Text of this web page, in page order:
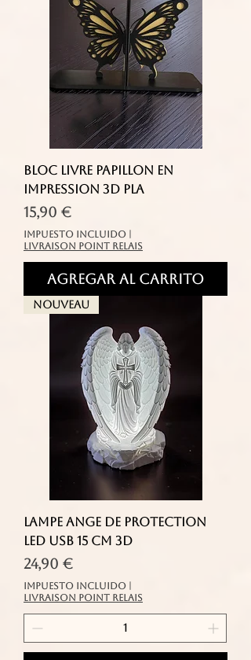
Bloc Livre Papillon en
Impression 3D PLA
Precio
15,90 €
Impuesto incluido
livraison point relais
Agregar al carrito
Nouveau
Lampe Ange de Protection
LED USB 15 cm 3D
Precio
24,90 €
Impuesto incluido
livraison point relais